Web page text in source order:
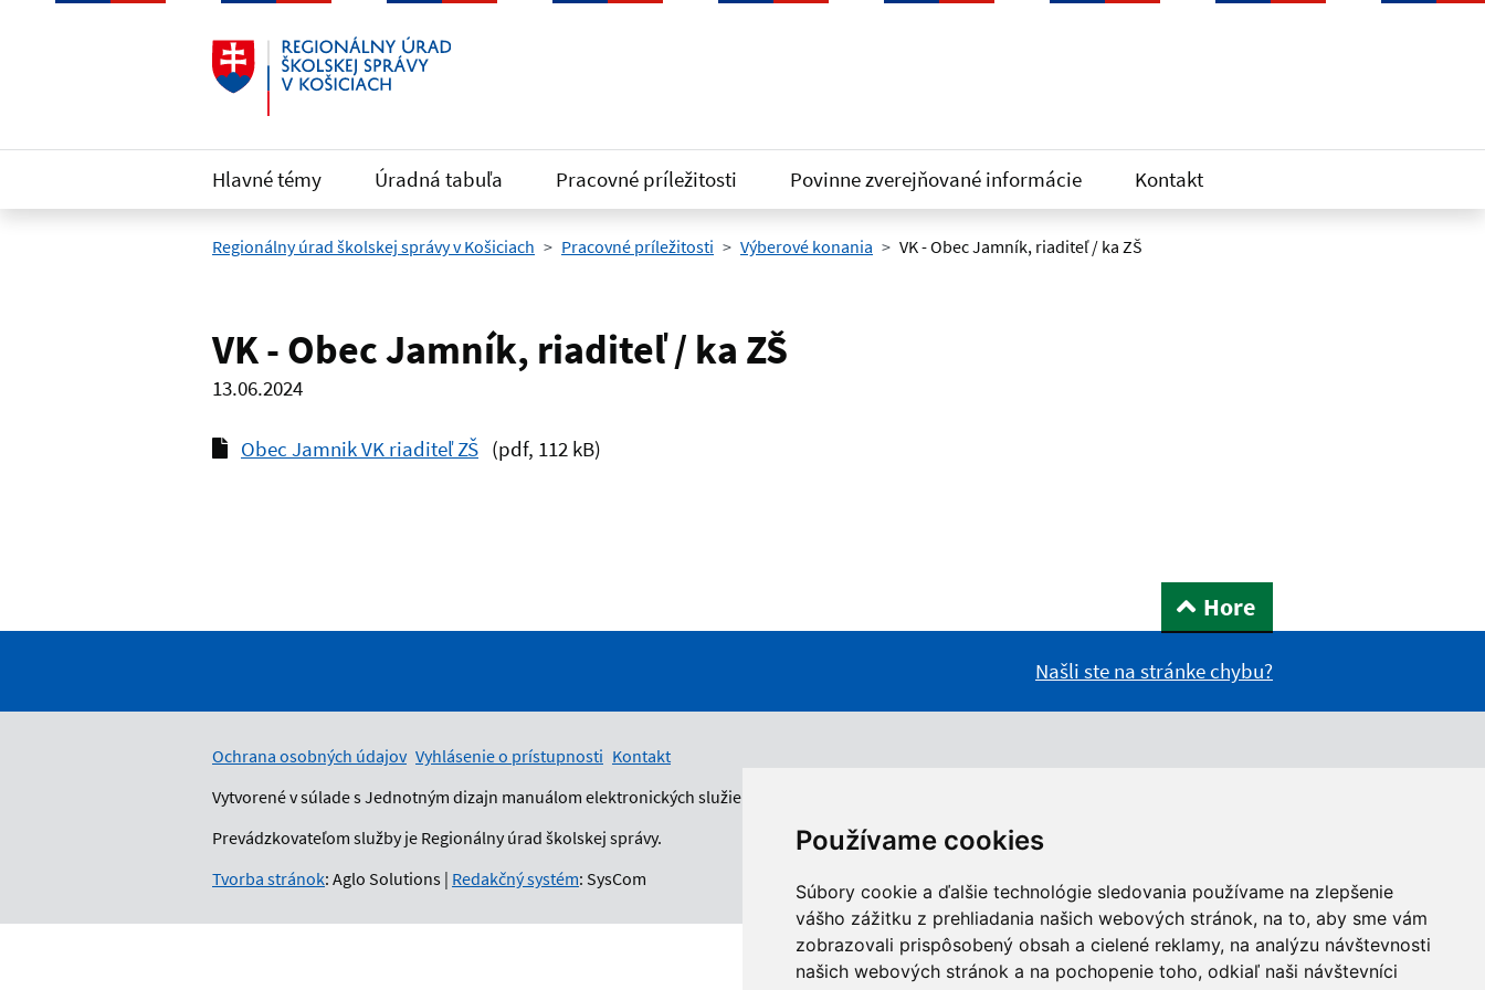
Používame cookies
Súbory cookie a ďalšie technológie sledovania používame na zlepšenie
vášho zážitku z prehliadania našich webových stránok, na to, aby sme vám
zobrazovali prispôsobený obsah a cielené reklamy, na analýzu návštevnosti
našich webových stránok a na pochopenie toho, odkiaľ naši návštevníci
Preskočiť na hlavný obsah
Hlavné témy Úradná tabuľa Pracovné príležitosti Povinne zverejňované informácie Kontakt
Regionálny úrad školskej správy v Košiciach Pracovné príležitosti Výberové konania VK - Obec Jamník, riaditeľ / ka ZŠ
VK - Obec Jamník, riaditeľ / ka ZŠ
13.06.2024
Obec Jamnik VK riaditeľ ZŠ (pdf, 112 kB)
Hore
Našli ste na stránke chybu?
Ochrana osobných údajov Vyhlásenie o prístupnosti Kontakt
Vytvorené v súlade s Jednotným dizajn manuálom elektronických služieb.
Prevádzkovateľom služby je Regionálny úrad školskej správy.
Tvorba stránok: Aglo Solutions | Redakčný systém: SysCom